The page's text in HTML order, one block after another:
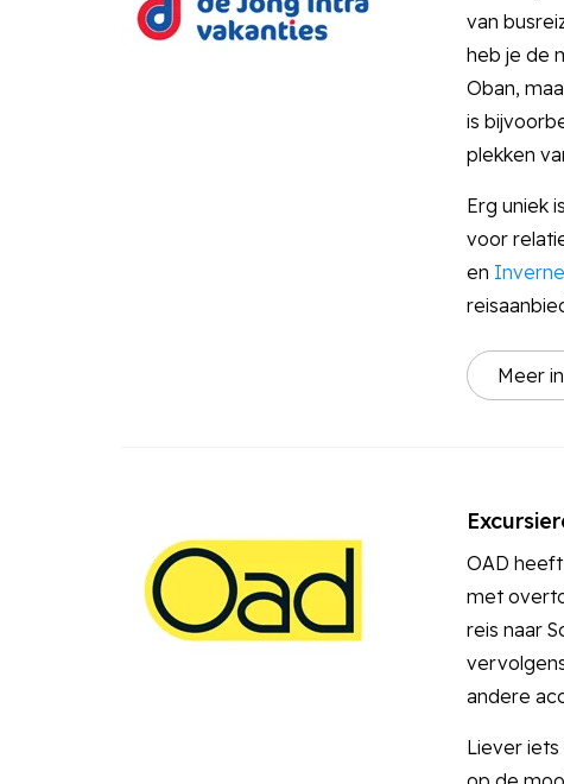
van
heb je de
Oban,
is
plekken
Erg uniek
voor
en
Meer
OAD
met
reis naar
andere
Liever